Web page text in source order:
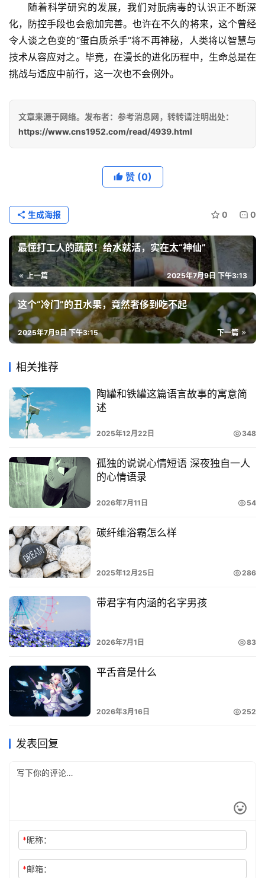
随着科学研究的发展，我们对朊病毒的认识正不断深
化，防控手段也会愈加完善。也许在不久的将来，这个曾经
令人谈之色变的“蛋白质杀手”将不再神秘，人类将以智慧与
技术从容应对之。毕竟，在漫长的进化历程中，生命总是在
挑战与适应中前行，这一次也不会例外。
文章来源于网络。发布者：参考消息网，转转请注明出处：
https://www.cns1952.com/read/4939.html
赞 (0)
0 0
生成海报
最懂打工人的蔬菜！给水就活，实在太“神仙”
上一篇 2025年7月9日 下午3:13
这个“冷门”的丑水果，竟然奢侈到吃不起
下一篇
2025年7月9日 下午3:15
相关推荐
陶罐和铁罐这篇语言故事的寓意简
述
2025年12月22日 348
孤独的说说心情短语 深夜独自一人
的心情语录
2026年7月11日 54
碳纤维浴霸怎么样
2025年12月25日 286
带君字有内涵的名字男孩
2026年7月1日 83
平舌音是什么
2026年3月16日 252
发表回复
*昵称：
*邮箱：